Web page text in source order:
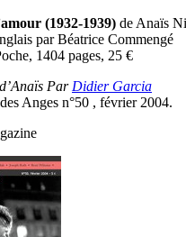
(1932-1939) de Anaïs
par Béatrice Commengé
1404 pages, 25 €
ParDidier Garcia
Anges n°50 , février 2004.